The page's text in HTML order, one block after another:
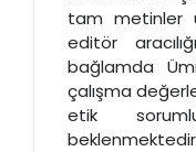
tam metinler
editör
bağlamda
çalışma
etik